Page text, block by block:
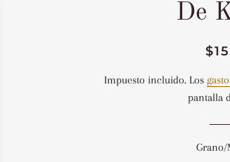
De
venta
Impuesto incluido. Los
pantalla